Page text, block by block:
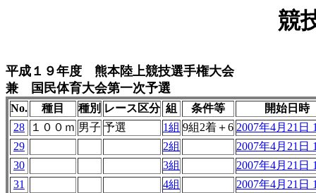
競
平成１９年度 熊本陸上競技選手権大会
兼 国民体育大会第一次予選
No. 種目 種別 レース区分 組 条件等
開始日時
28
１００ｍ 男子 予選 1組 9組2着＋6 2007年4月21日
29
2組
2007年4月21日
30
3組
2007年4月21日
31
4組
2007年4月21日